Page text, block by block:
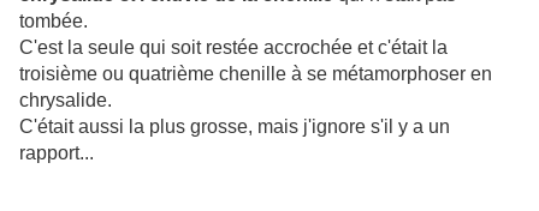
tombée.
C'est la seule qui soit restée accrochée et c'était la
troisième ou quatrième chenille à se métamorphoser en
chrysalide.
C'était aussi la plus grosse, mais j'ignore s'il y a un
rapport...